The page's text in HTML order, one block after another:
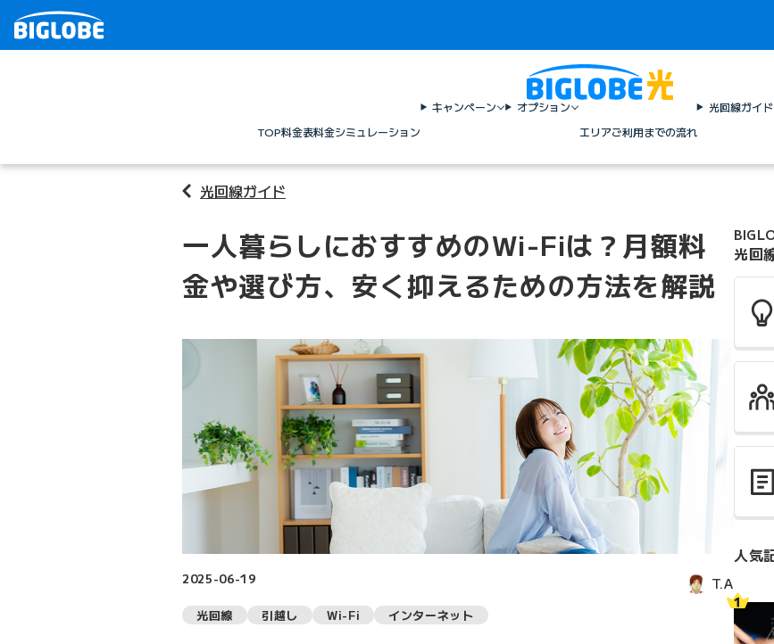
TOP料金表料金シミュレーション
キャンペーン
オプション
エリアご利用までの流れ
光回線ガイド
光回線ガイド
一人暮らしにおすすめのWi-Fiは？月額料
金や選び方、安く抑えるための方法を解説
2025-06-19 T.A
光回線 引越し Wi-Fi インターネット
光回
人気